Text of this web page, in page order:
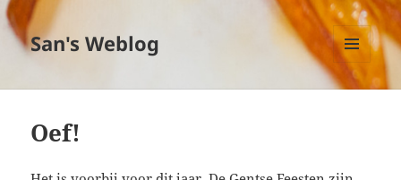
San's Weblog
MENU
EN
Oef!